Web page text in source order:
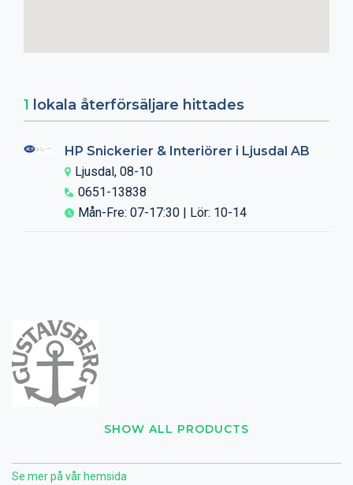
SHOW ALL PRODUCTS
Se mer på vår hemsida
1 lokala återförsäljare hittades
HP Snickerier & Interiörer i Ljusdal AB
Ljusdal, 08-10
0651-13838
Mån-Fre: 07-17:30 | Lör: 10-14